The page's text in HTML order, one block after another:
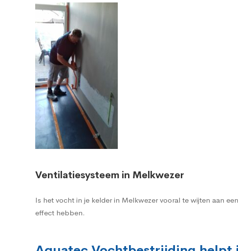
Ventilatiesysteem in Melkwezer
Is het vocht in je kelder in Melkwezer vooral te wijten aan
effect hebben.